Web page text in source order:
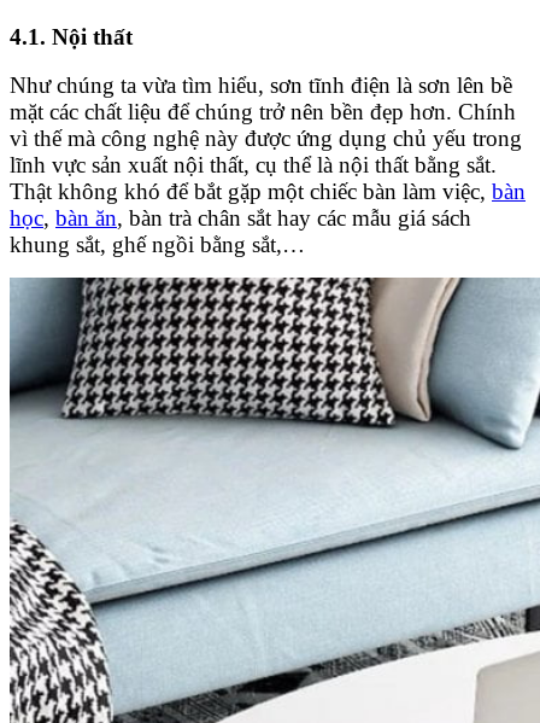
4.1. Nội thất
Như chúng ta vừa tìm hiểu, sơn tĩnh điện là sơn lên bề
mặt các chất liệu để chúng trở nên bền đẹp hơn. Chính
vì thế mà công nghệ này được ứng dụng chủ yếu trong
lĩnh vực sản xuất nội thất, cụ thể là nội thất bằng sắt.
Thật không khó để bắt gặp một chiếc bàn làm việc, bàn
học, bàn ăn, bàn trà chân sắt hay các mẫu giá sách
khung sắt, ghế ngồi bằng sắt,…